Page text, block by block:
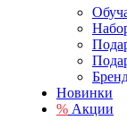
Новинки
% Акции